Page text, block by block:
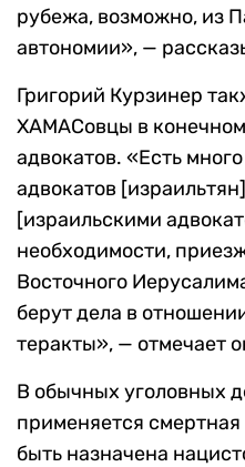
рубежа, возможно, из
автономии», —
Григорий Курзинер
ХАМАСовцы в конечном
адвокатов. «Есть
адвокатов
[израильскими
необходимости,
Восточного
берут дела в
теракты», — отмечает
В обычных уголовных
применяется
быть назначена